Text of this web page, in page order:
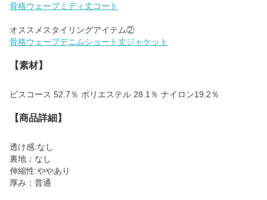
骨格ウェーブミディ丈コート
骨格ウェーブデニムショート丈ジャケット
【素材】
ビスコース 52.7％ ポリエステル 28.1％ ナイロン19.2％
【商品詳細】
透け感:なし
裏地：なし
伸縮性:ややあり
厚み：普通